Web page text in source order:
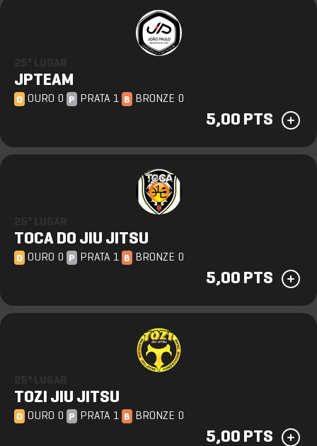
JPTEAM
O OURO 0 P PRATA 1 B BRONZE 0
5,00 PTS
TOCA DO JIU JITSU
O OURO 0 P PRATA 1 B BRONZE 0
5,00 PTS
TOZI JIU JITSU
O OURO 0 P PRATA 1 B BRONZE 0
5,00 PTS